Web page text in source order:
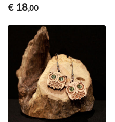
€ 18,00